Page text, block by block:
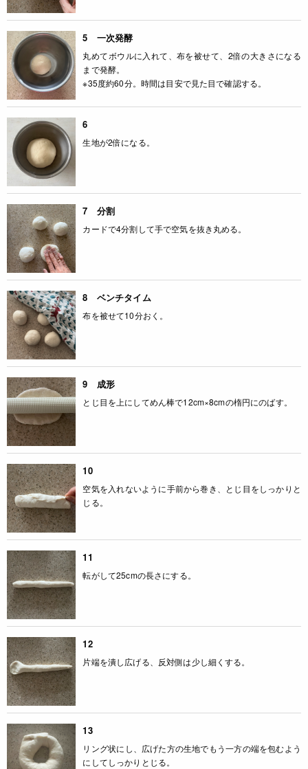
5 一次発酵
丸めてボウルに入れて、布を被せて、2倍の大きさになる
まで発酵。
※35度約60分。時間は目安で見た目で確認する。
6
生地が2倍になる。
7 分割
カードで4分割して手で空気を抜き丸める。
8 ベンチタイム
布を被せて10分おく。
9 成形
とじ目を上にしてめん棒で12cm×8cmの楕円にのばす。
10
空気を入れないように手前から巻き、とじ目をしっかりと
じる。
11
転がして25cmの長さにする。
12
片端を潰し広げる、反対側は少し細くする。
13
リング状にし、広げた方の生地でもう一方の端を包むよう
にしてしっかりとじる。